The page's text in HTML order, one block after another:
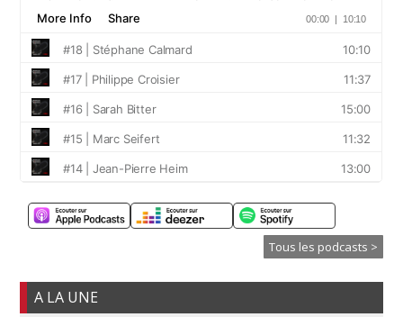
Tous les podcasts >
A LA UNE